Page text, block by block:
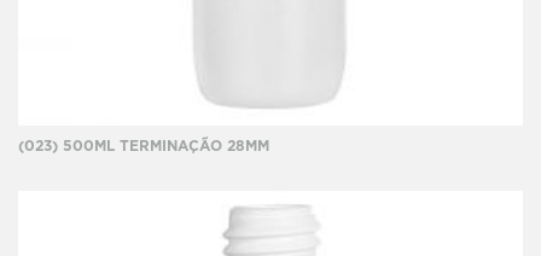
(023) 500ML TERMINAÇÃO 28MM